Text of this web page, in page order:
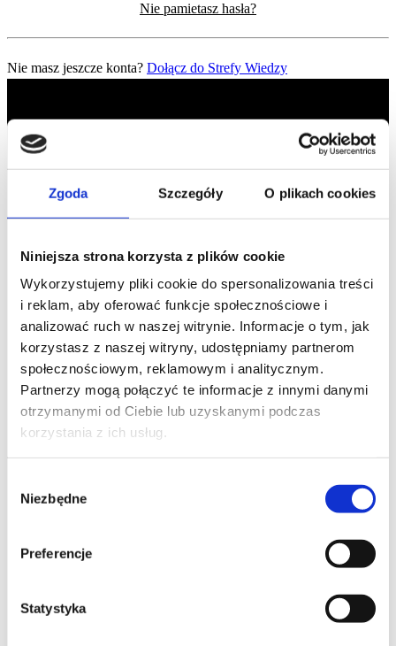
Zgoda Szczegóły O plikach cookies
Niniejsza strona korzysta z plików cookie
Wykorzystujemy pliki cookie do spersonalizowania treści
i reklam, aby oferować funkcje społecznościowe i
analizować ruch w naszej witrynie. Informacje o tym, jak
korzystasz z naszej witryny, udostępniamy partnerom
społecznościowym, reklamowym i analitycznym.
Partnerzy mogą połączyć te informacje z innymi danymi
otrzymanymi od Ciebie lub uzyskanymi podczas
korzystania z ich usług.
zgody
Niezbędne
Preferencje
Statystyka
Nie pamietasz hasła?
Nie masz jeszcze konta? Dołącz do Strefy Wiedzy
Szpilka
Profil tiktok Czerwona Szpilka
Profil youtube Czerwona
Szpilka
Kontakt
kontakt@czerwonaszpilka.pl